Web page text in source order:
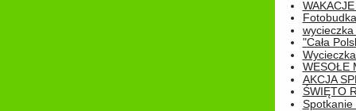
Fotobudka
"Cała
WESOŁE
AKCJA
ŚWIĘTO
Spotkanie